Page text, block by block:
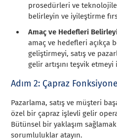
prosedürleri ve
belirleyin ve iyileştirme
Amaç ve Hedefleri
amaç ve hedefleri açıkça
geliştirmeyi, satış ve
gelir artışını teşvik
Adım 2: Çapraz
Pazarlama, satış ve müşteri
özel bir çapraz işlevli gelir
Bütünsel bir yaklaşım
sorumluluklar atayın.